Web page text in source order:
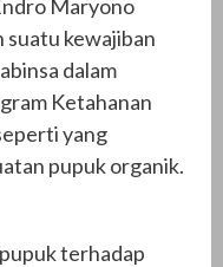
Maryono
suatu kewajiban
dalam
Ketahanan
yang
pupuk organik.
terhadap